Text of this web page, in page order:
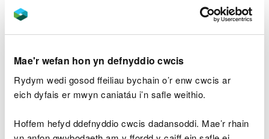
Mae'r wefan hon yn defnyddio cwcis
Rydym wedi gosod ffeiliau bychain o’r enw cwcis ar
eich dyfais er mwyn caniatáu i’n safle weithio.
Hoffem hefyd ddefnyddio cwcis dadansoddi. Mae’r rhain
parcio Blaen y Glyn Isaf yw SO 063 170 (Explorer
Map OL 12).
parcio Blaen y Glyn Uchaf yw SO 056 176 (Explorer
Map OL 12).
Y cod post yw LD3 7YT.
yn uniongyrchol i’r fynedfa.